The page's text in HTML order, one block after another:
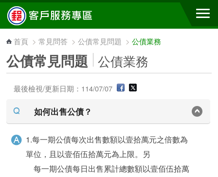
跳到主要內容區塊
首頁 >常見問答 >公債常見問題 >公債業務
公債常見問題 公債業務
最後檢視/更新日期：114/07/07
如何出售公債？
1.每一期公債每次出售數額以壹拾萬元之倍數為
單位，且以壹佰伍拾萬元為上限。另
每一期公債每日出售累計總數額以壹佰伍拾萬